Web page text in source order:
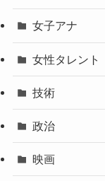
女子アナ
女性タレント
技術
政治
映画